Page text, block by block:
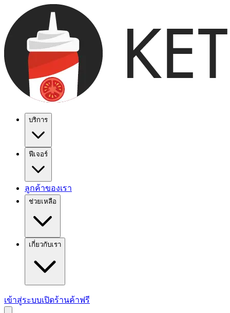
บริการ
ฟีเจอร์
ลูกค้าของเรา
ช่วยเหลือ
เกี่ยวกับเรา
เข้าสู่ระบบเปิดร้านค้าฟรี